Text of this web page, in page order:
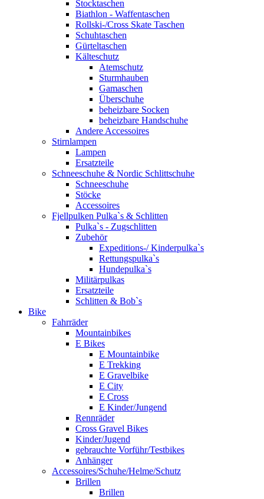
Stocktaschen
Biathlon - Waffentaschen
Rollski-/Cross Skate Taschen
Schuhtaschen
Gürteltaschen
Kälteschutz
Atemschutz
Sturmhauben
Gamaschen
Überschuhe
beheizbare Socken
beheizbare Handschuhe
Andere Accessoires
Stirnlampen
Lampen
Ersatzteile
Schneeschuhe & Nordic Schlittschuhe
Schneeschuhe
Stöcke
Accessoires
Fjellpulken Pulka`s & Schlitten
Pulka`s - Zugschlitten
Zubehör
Expeditions-/ Kinderpulka`s
Rettungspulka`s
Hundepulka`s
Militärpulkas
Ersatzteile
Schlitten & Bob`s
Bike
Fahrräder
Mountainbikes
E Bikes
E Mountainbike
E Trekking
E Gravelbike
E City
E Cross
E Kinder/Jungend
Rennräder
Cross Gravel Bikes
Kinder/Jugend
gebrauchte Vorführ/Testbikes
Anhänger
Accessoires/Schuhe/Helme/Schutz
Brillen
Brillen